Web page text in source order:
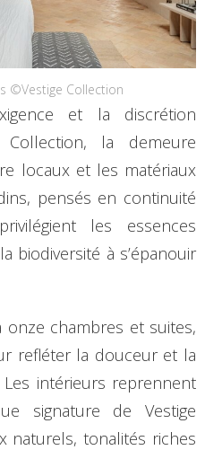
©Vestige Collection
et la discrétion
la demeure
locaux et les matériaux
pensés en continuité
les essences
biodiversité à s’épanouir
onze chambres et suites,
refléter la douceur et la
intérieurs reprennent
signature de Vestige
naturels, tonalités riches